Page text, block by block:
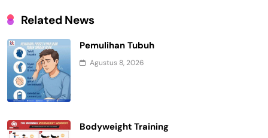
Related News
Pemulihan Tubuh
Agustus 8, 2026
Bodyweight Training